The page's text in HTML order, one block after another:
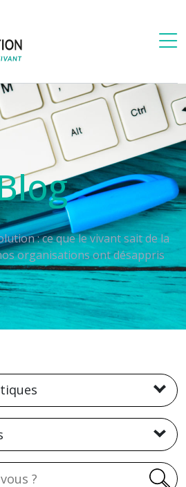
: ce que le vivant sait de la
organisations ont désappris